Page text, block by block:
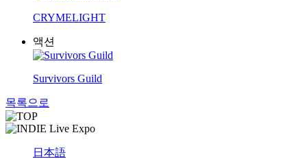
CRYMELIGHT
액션
Survivors Guild
목록으로
日本語